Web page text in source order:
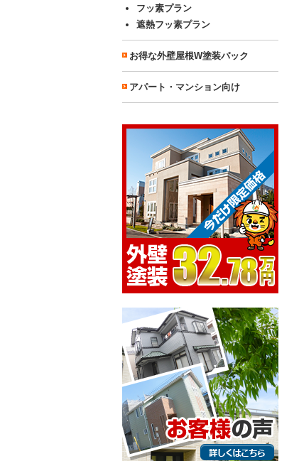
フッ素プラン
遮熱フッ素プラン
お得な外壁屋根W塗装パック
アパート・マンション向け